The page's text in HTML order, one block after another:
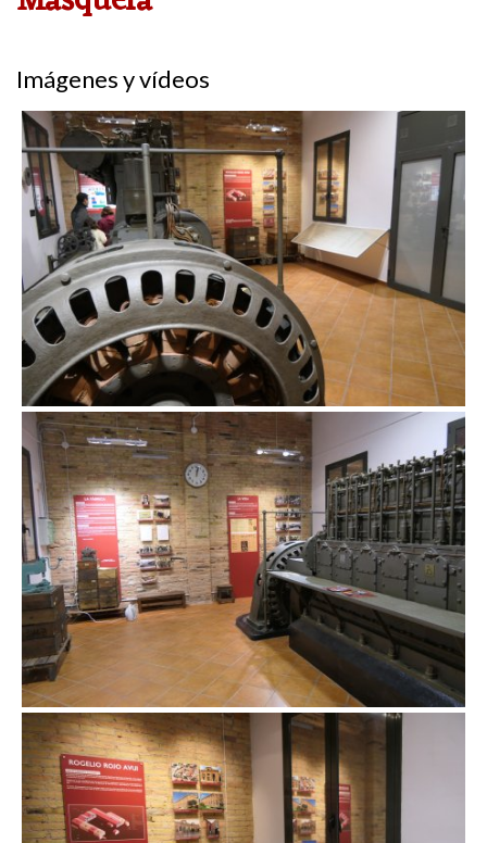
Imágenes y vídeos
Fàbrica Rogelio Rojo de Masquefa
Fàbrica Rogelio Rojo de Masquefa
Fàbrica Rogelio Rojo de Masquefa